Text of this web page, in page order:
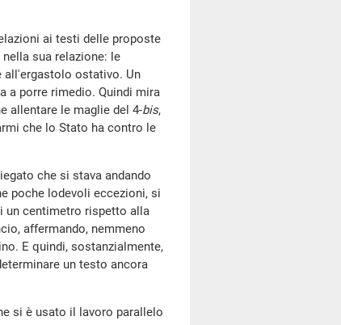
ai testi delle proposte
sua relazione: le
all'ergastolo ostativo. Un
a porre rimedio. Quindi mira
allentare le maglie del 4-bis,
che lo Stato ha contro le
che si stava andando
poche lodevoli eccezioni, si
un centimetro rispetto alla
affermando, nemmeno
E quindi, sostanzialmente,
un testo ancora
si è usato il lavoro parallelo